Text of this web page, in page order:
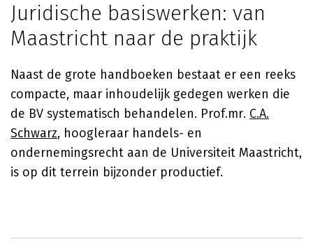
Juridische basiswerken: van
Maastricht naar de praktijk
Naast de grote handboeken bestaat er een reeks
compacte, maar inhoudelijk gedegen werken die
de BV systematisch behandelen. Prof.mr. C.A.
Schwarz, hoogleraar handels- en
ondernemingsrecht aan de Universiteit Maastricht,
is op dit terrein bijzonder productief.